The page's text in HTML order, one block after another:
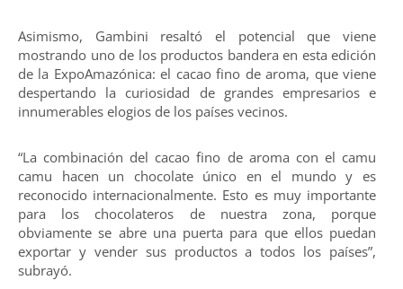
Asimismo, Gambini resaltó el potencial que viene
mostrando uno de los productos bandera en esta edición
de la ExpoAmazónica: el cacao fino de aroma, que viene
despertando la curiosidad de grandes empresarios e
innumerables elogios de los países vecinos.
“La combinación del cacao fino de aroma con el camu
camu hacen un chocolate único en el mundo y es
reconocido internacionalmente. Esto es muy importante
para los chocolateros de nuestra zona, porque
obviamente se abre una puerta para que ellos puedan
exportar y vender sus productos a todos los países”,
subrayó.